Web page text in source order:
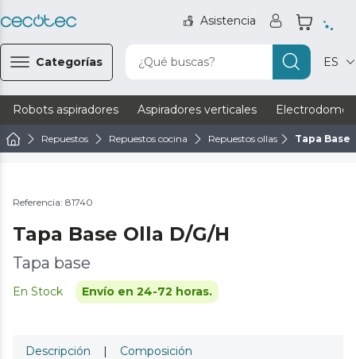
Asistencia
Categorías ¿Qué buscas? ES
Robots aspiradores Aspiradores verticales
Repuestos Repuestos cocina Repuestos ollas Tapa Base
Referencia: 81740
Tapa Base Olla D/G/H
Tapa base
En Stock Envío en 24-72 horas.
Descripción | Composición